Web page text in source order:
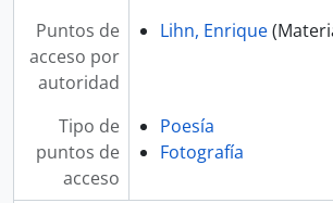
Puntos de
acceso por
autoridad
Lihn, Enrique
Tipo de
puntos de
acceso
Poesía
Fotografía